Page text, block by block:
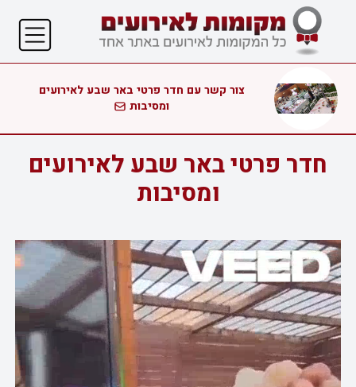
צור קשר עם חדר פרטי באר שבע לאירועים
ומסיבות
חדר פרטי באר שבע לאירועים
ומסיבות